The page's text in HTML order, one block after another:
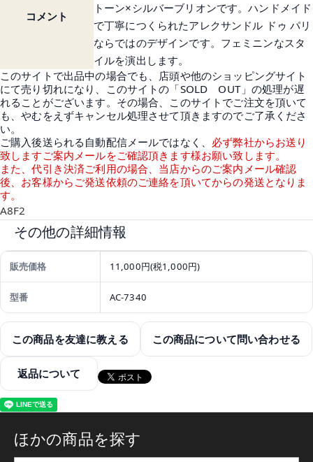
コメント
トーン×シルバーブリオンです。ハンドメイド
で丁寧につくられたアレクサンドル ドゥ パリ
ならではのデザインです。フェミニンなスタ
イルを演出します。
このサイトで出品中の場合でも、店頭や他のショッピングサイト
にて売り切れになり、このサイトの「SOLD OUT」の処理が遅
れることがございます。その場合、このサイトでご注文を頂いて
も、やむをえずキャンセル処理させて頂きますのでご了承くださ
い。
ご購入後送られる自動配信メールではなく、 必ず弊社からお送り
致しますご案内メールをご確認頂きます様お願い致します。
また、代引き決済ご利用の場合、当店からのご案内メール確認
後、お客様からご発送依頼のご連絡を頂いてからの発送となりま
す。
A8F2
その他の詳細情報
販売価格 11,000円(税1,000円)
型番 AC-7340
この商品を友達に教える この商品について問い合わせる
返品について
ほかの商品を探す